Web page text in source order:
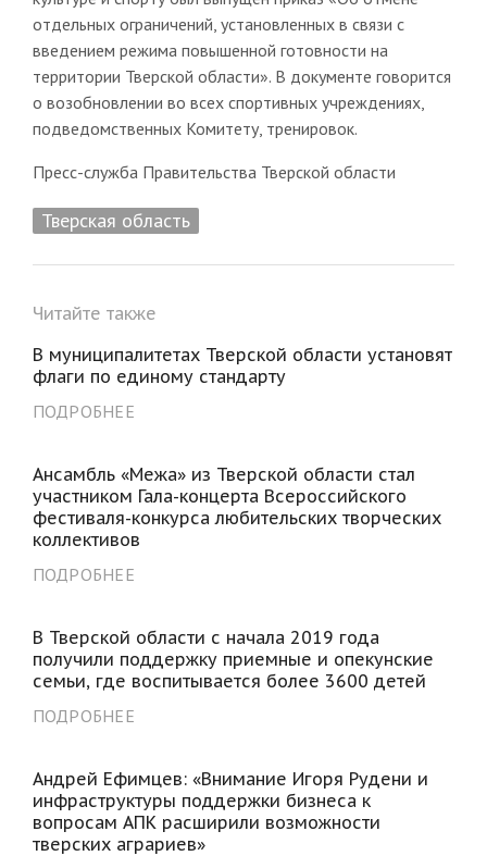
отдельных ограничений, установленных в связи с
введением режима повышенной готовности на
территории Тверской области». В документе говорится
о возобновлении во всех спортивных учреждениях,
подведомственных Комитету, тренировок.
Пресс-служба Правительства Тверской области
Тверская область
Читайте также
В муниципалитетах Тверской области установят
флаги по единому стандарту
ПОДРОБНЕЕ
Ансамбль «Межа» из Тверской области стал
участником Гала-концерта Всероссийского
фестиваля-конкурса любительских творческих
коллективов
ПОДРОБНЕЕ
В Тверской области с начала 2019 года
получили поддержку приемные и опекунские
семьи, где воспитывается более 3600 детей
ПОДРОБНЕЕ
Андрей Ефимцев: «Внимание Игоря Рудени и
инфраструктуры поддержки бизнеса к
вопросам АПК расширили возможности
тверских аграриев»